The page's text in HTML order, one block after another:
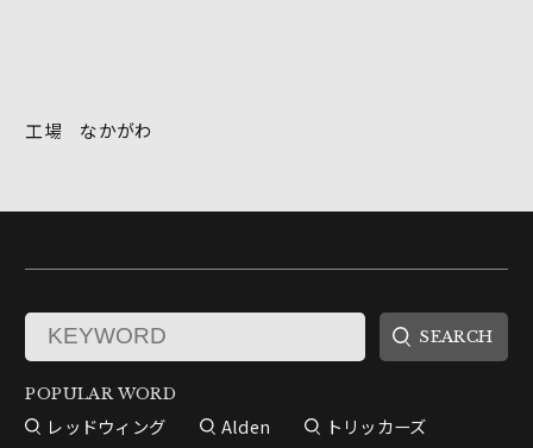
工場 なかがわ
POPULAR WORD
レッドウィング Alden
トリッカーズ